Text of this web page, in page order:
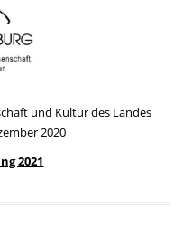
und Kultur des Landes
2020
2021